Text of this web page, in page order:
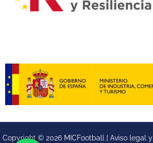
Copyright © 2026 MICFootball | Aviso legal y